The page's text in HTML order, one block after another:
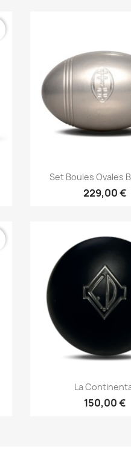
Aperçu
Set Boules Ovales
229,00 €
 Aperçu
La
150,00 €